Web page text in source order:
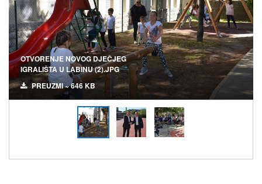
OTVORENJE NOVOG DJEČJEG
IGRALIŠTA U LABINU (2).JPG
PREUZMI ~ 646 KB